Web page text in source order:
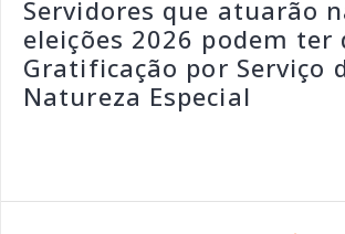
Servidores que atuarão
eleições 2026 podem ter
Gratificação por Serviço
Natureza Especial